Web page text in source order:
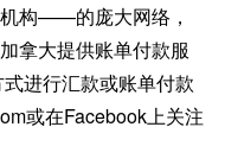
构——的庞大网络，
拿大提供账单付款服
进行汇款或账单付款
或在Facebook上关注